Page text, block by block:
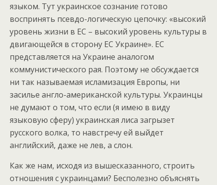
языком. Тут украинское сознание готово
воспринять псевдо-логическую цепочку: «высокий
уровень жизни в ЕС – высокий уровень культуры в
двигающейся в сторону ЕС Украине». ЕС
представляется на Украине аналогом
коммунистического рая. Поэтому не обсуждается
ни так называемая исламизация Европы, ни
засилье англо-американской культуры. Украинцы
не думают о том, что если (я имею в виду
языковую сферу) украинская лиса загрызет
русского волка, то навстречу ей выйдет
английский, даже не лев, а слон.
Как же нам, исходя из вышесказанного, строить
отношения с украинцами? Бесполезно объяснять